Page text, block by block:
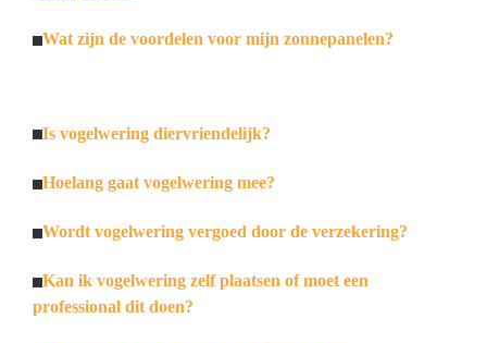
Wat zijn de voordelen voor mijn zonnepanelen?
Is vogelwering diervriendelijk?
Hoelang gaat vogelwering mee?
Wordt vogelwering vergoed door de verzekering?
Kan ik vogelwering zelf plaatsen of moet een
professional dit doen?